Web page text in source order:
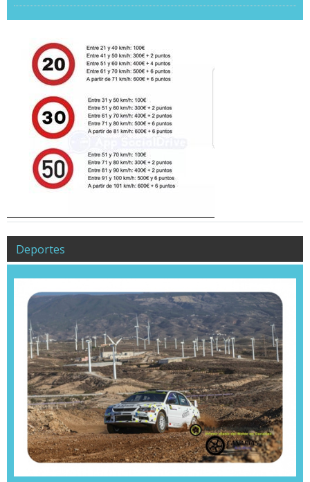
Deportes